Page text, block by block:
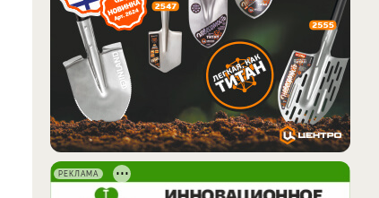
РЕКЛАМА